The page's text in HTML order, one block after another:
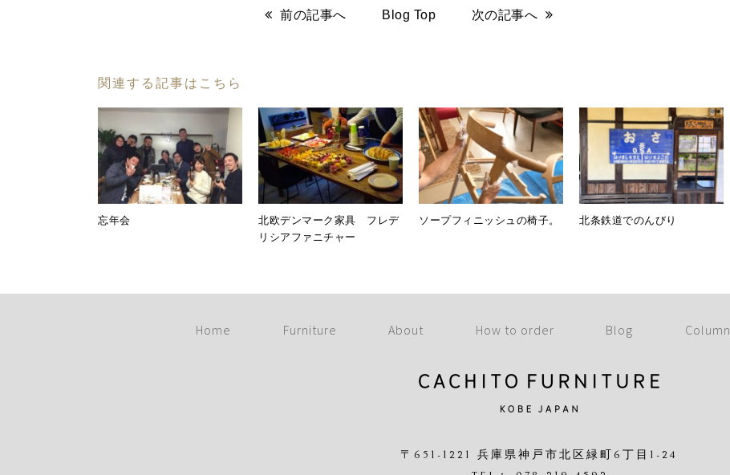
前の記事へ Blog Top 次の記事へ
関連する記事はこちら
忘年会
北欧デンマーク家具 フレデ
リシアファニチャー
ソープフィニッシュの椅子。 北条鉄道でのんびり
Home Furniture About How to order Blog Column
〒651-1221 兵庫県神戸市北区緑町6丁目1-24